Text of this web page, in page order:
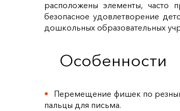
расположены элементы, часто
безопасное удовлетворение
дошкольных образовательных
Особенности
Перемещение фишек по
пальцы для письма.